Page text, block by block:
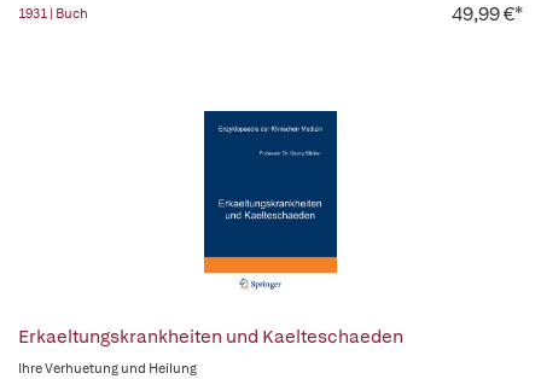
1931 | Buch 49,99 €*
Erkaeltungskrankheiten und Kaelteschaeden
Ihre Verhuetung und Heilung